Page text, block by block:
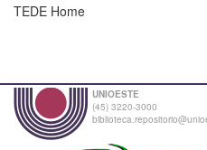
TEDE Home
UNIOESTE
(45) 3220-3000